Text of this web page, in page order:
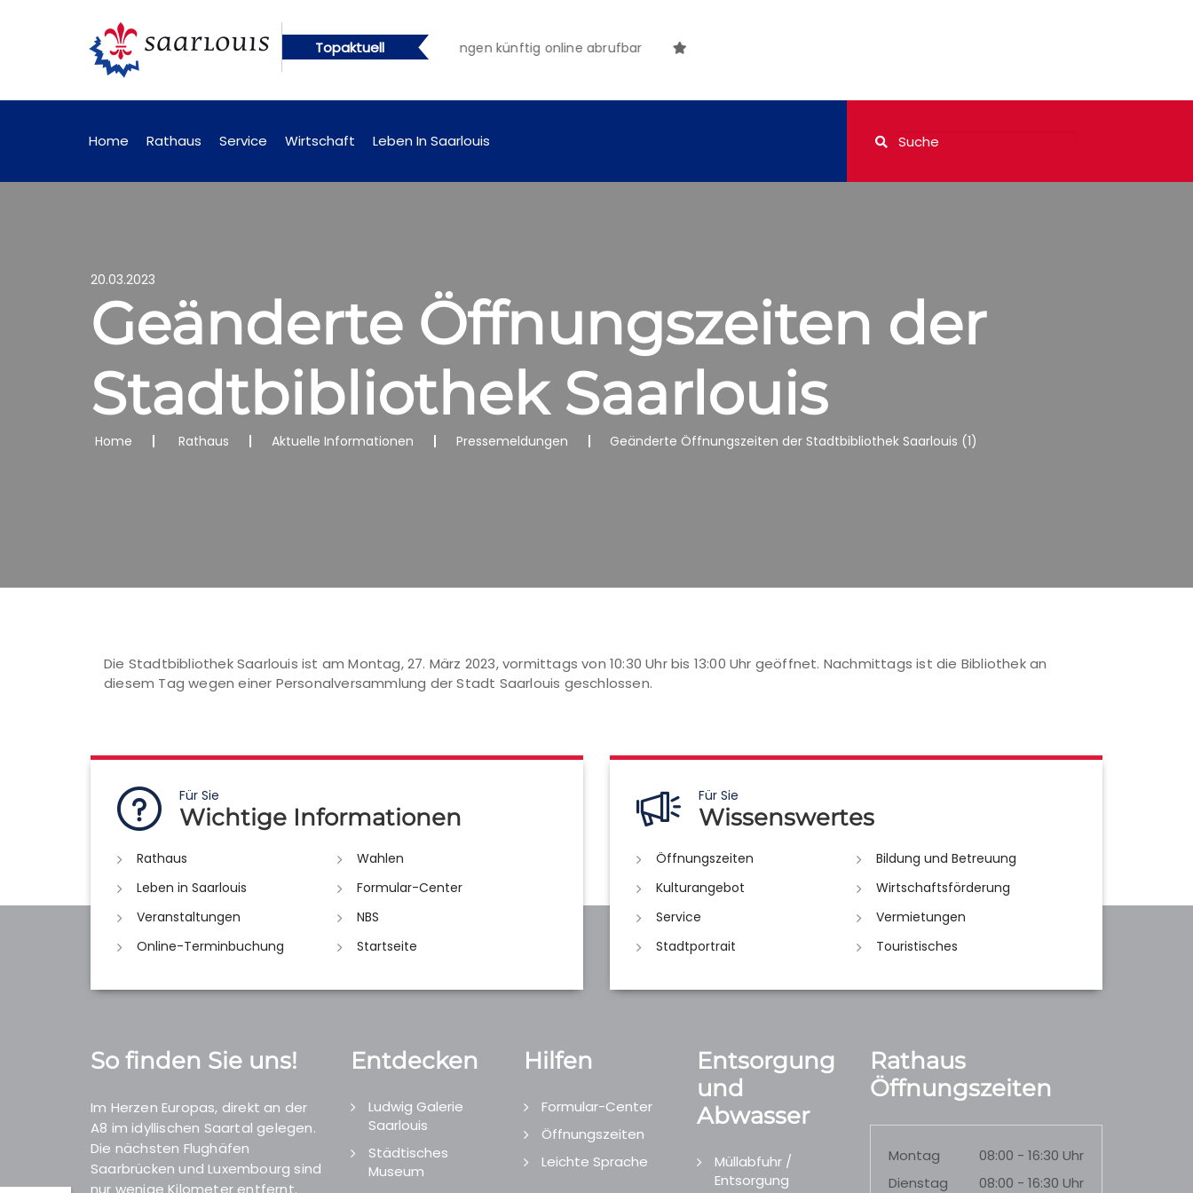
Topaktuell
künftig online abrufbar Öffentliche Bekanntmachungen künftig online abrufbar
Home Rathaus Service Wirtschaft Leben In Saarlouis
20.03.2023
Geänderte Öffnungszeiten der
Stadtbibliothek Saarlouis
Home Rathaus Aktuelle Informationen Pressemeldungen Geänderte Öffnungszeiten der Stadtbibliothek Saarlouis (1)
Die Stadtbibliothek Saarlouis ist am Montag, 27. März 2023, vormittags von 10:30 Uhr bis 13:00 Uhr geöffnet. Nachmittags ist die Bibliothek an
diesem Tag wegen einer Personalversammlung der Stadt Saarlouis geschlossen.
Für Sie
Wichtige Informationen
Rathaus
Wahlen
Leben in Saarlouis
Formular-Center
Veranstaltungen
NBS
Online-Terminbuchung
Startseite
Für Sie
Wissenswertes
Öffnungszeiten
Bildung und Betreuung
Kulturangebot
Wirtschaftsförderung
Service
Vermietungen
Stadtportrait
Touristisches
So finden Sie uns!
Im Herzen Europas, direkt an der
A8 im idyllischen Saartal gelegen.
Die nächsten Flughäfen
Saarbrücken und Luxembourg sind
nur wenige Kilometer entfernt.
Entdecken
Ludwig Galerie
Saarlouis
Städtisches
Museum
Hilfen
Formular-Center
Öffnungszeiten
Leichte Sprache
Entsorgung
und
Abwasser
Müllabfuhr /
Entsorgung
Rathaus
Öffnungszeiten
Montag
08:00 - 16:30 Uhr
Dienstag
08:00 - 16:30 Uhr